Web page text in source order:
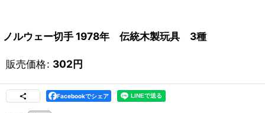
ノルウェー切手 1978年 伝統木製玩具 3種
販売価格: 302円
Facebookでシェア